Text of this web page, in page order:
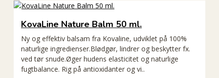
KovaLine Nature Balm 50 ml.
Ny og effektiv balsam fra Kovaline, udviklet på 100%
naturlige ingredienser.Blødgør, lindrer og beskytter fx.
ved tør snude.Øger hudens elasticitet og naturlige
fugtbalance. Rig på antioxidanter og vi..